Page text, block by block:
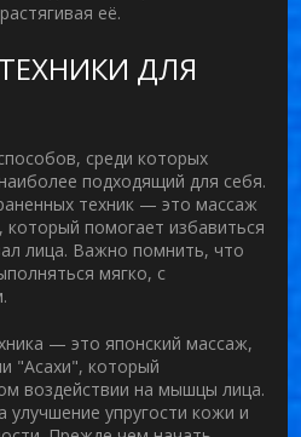
её.
ДЛЯ
среди которых
подходящий для себя.
техник — это массаж
помогает избавиться
лица. Важно помнить, что
мягко, с
— это японский массаж,
"Асахи", который
воздействии на мышцы лица.
улучшение упругости кожи и